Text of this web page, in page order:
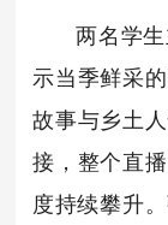
两名学
示当季鲜采
故事与乡土
接，整个直
度持续攀升